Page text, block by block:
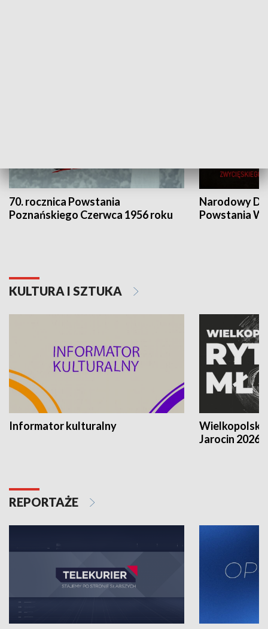
70. rocznica Powstania
Poznańskiego Czerwca 1956 roku
Narodowy
Powstania
KULTURA I SZTUKA
Informator kulturalny
Jarocin 2026
REPORTAŻE